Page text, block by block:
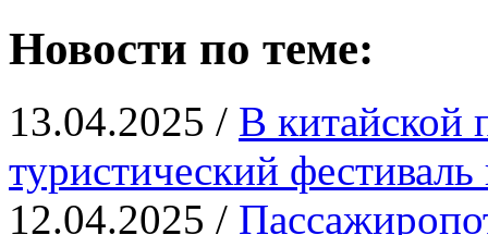
Новости по теме:
13.04.2025 / В китайской
туристический
12.04.2025 /